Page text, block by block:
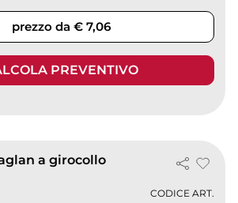
prezzo da € 7,06
PREVENTIVO
a girocollo
CODICE ART.